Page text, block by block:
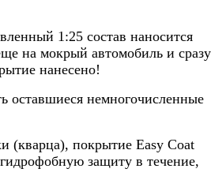
1:25 состав наносится
на мокрый автомобиль и
нанесено!
оставшиеся немногочисленные
(кварца), покрытие Easy Coat
защиту в течение,